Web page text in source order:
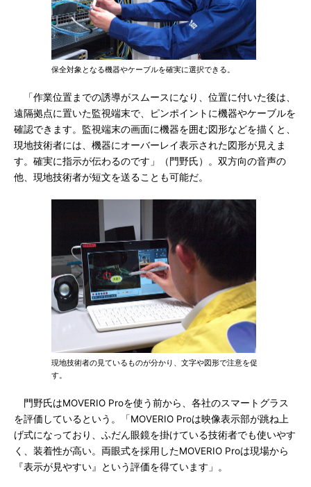
保全対象となる機器やケーブルを確実に選択できる。
「作業位置までの誘導がスムースになり、位置に付いた後は、
遠隔拠点に置いた監視端末で、ピンポイントに機器やケーブルを
確認できます。監視端末の画面に機器を囲む図形などを描くと、
現地技術者には、機器にオーバーレイ表示された図形が見えま
す。確実に指示が伝わるのです」（門野氏）。双方向の音声の
他、現地技術者が短文を送ることも可能だ。
現地技術者の見ているものが分かり、文字や図形で注意を促
す。
門野氏はMOVERIO Proを使う前から、各社のスマートグラス
を評価しているという。「MOVERIO Proは映像表示部が跳ね上
げ式になっており、ふだん眼鏡を掛けている技術者でも使いやす
く、装着性が高い。両眼式を採用したMOVERIO Proは現場から
『表示が見やすい』という評価を得ています」。